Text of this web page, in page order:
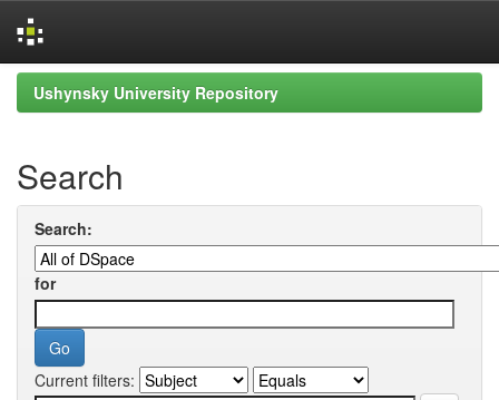
Skip
navigation
Ushynsky University Repository
Search
Search:
for
Current filters: